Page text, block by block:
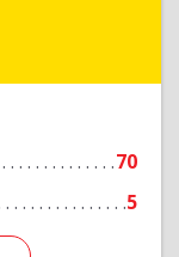
70
5